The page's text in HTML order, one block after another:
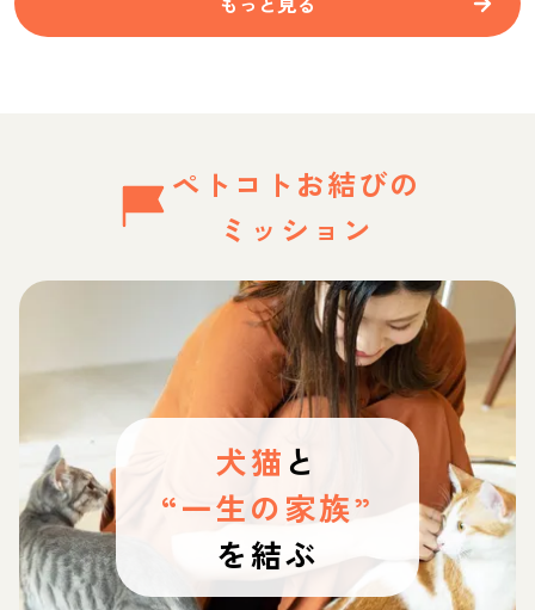
ペトコトお結びの
ミッション
犬猫 と
“一生の家族”
を結ぶ